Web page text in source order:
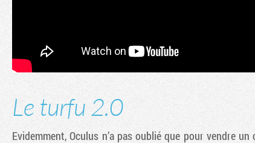
Le turfu 2.0
Evidemment, Oculus n’a pas oublié que pour vendre